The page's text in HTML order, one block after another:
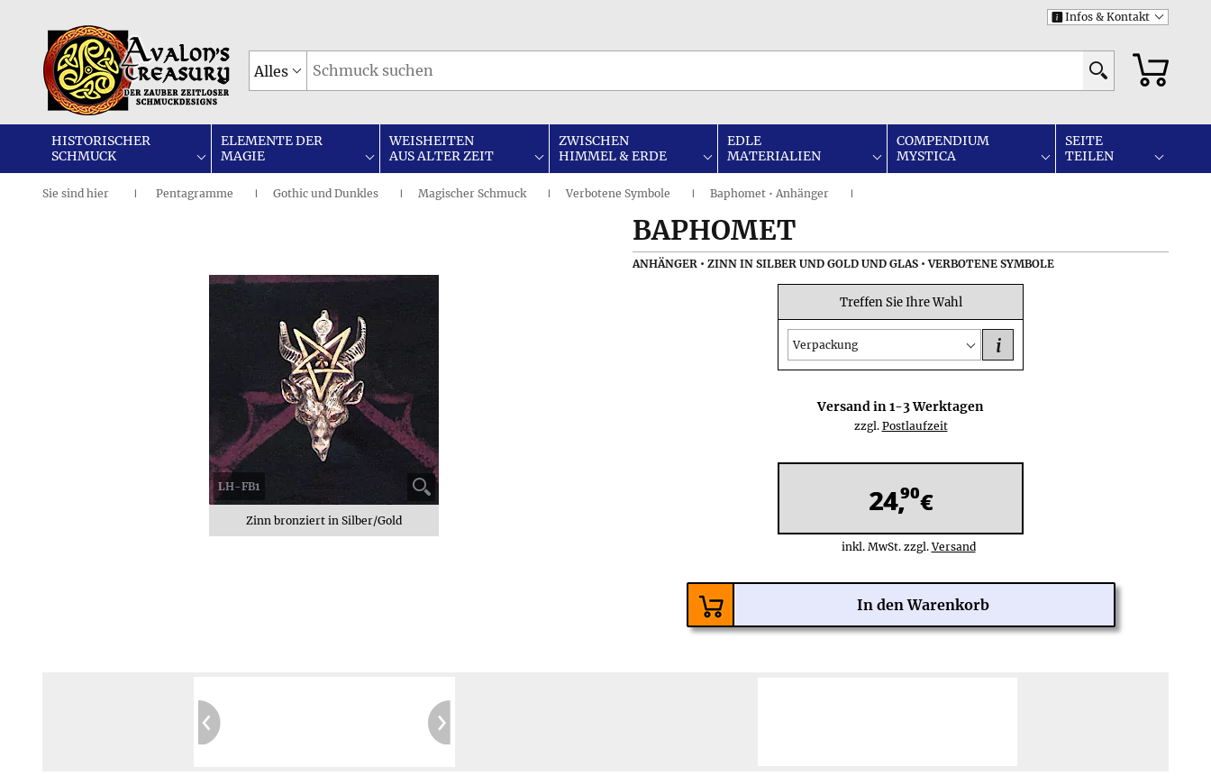
i Infos & Kontakt
Alles
HISTORISCHER
SCHMUCK
ELEMENTE DER
MAGIE
WEISHEITEN
AUS ALTER ZEIT
ZWISCHEN
HIMMEL & ERDE
EDLE
MATERIALIEN
COMPENDIUM
MYSTICA
SEITE
TEILEN
Sie sind hier | Pentagramme I Gothic und Dunkles I Magischer Schmuck I Verbotene Symbole I Baphomet • Anhänger I
LH-FB1
Zinn bronziert in Silber/Gold
BAPHOMET
ANHÄNGER • ZINN IN SILBER UND GOLD UND GLAS • VERBOTENE SYMBOLE
Treffen Sie Ihre Wahl
Verpackung i
Versand in1-3Werktagen
zzgl. Postlaufzeit
24,90€
inkl. MwSt. zzgl.Versand